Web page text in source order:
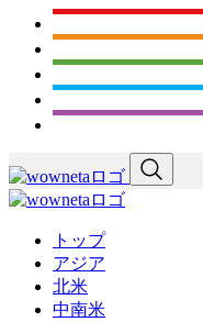
トップ
アジア
北米
中南米